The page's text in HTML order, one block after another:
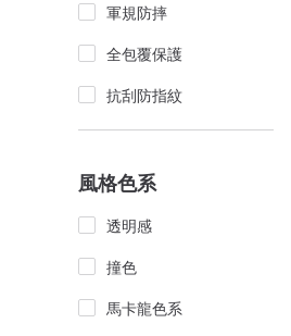
軍規防摔
全包覆保護
抗刮防指紋
風格色系
透明感
撞色
馬卡龍色系